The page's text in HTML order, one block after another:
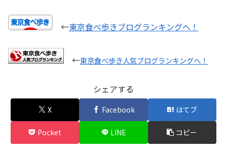
←東京食べ歩きブログランキングへ！
←東京食べ歩き人気ブログランキングへ！
シェアする
X Facebook はてブ
Pocket LINE コピー